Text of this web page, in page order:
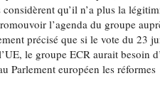
qu’il n’a plus la
l’agenda du groupe
précisé que si le vote du 23
le groupe ECR aurait besoin
Parlement européen les réformes